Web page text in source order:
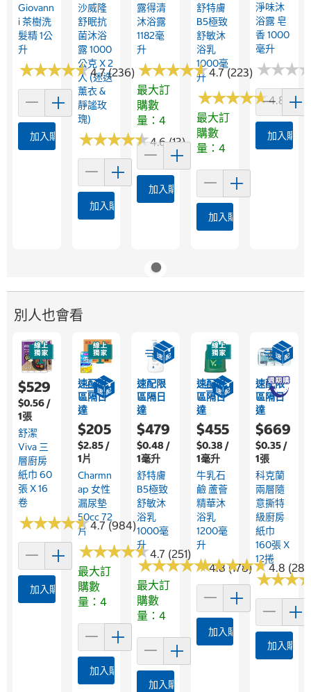
Giovann
I 茶樹洗
髮精 1公
升
★★★★★
★★★★★4.7 (236)
加入購物車
沙威隆
舒眠抗
菌沐浴
露 1000
公克 X 2
入 (迷迭
薰衣 &
靜謐玫
瑰)
★★★★★
★★★★★4.6 (13)
加入購物車
露得清
沐浴露
1182毫
升
★★★★★
★★★★★4.7 (223)
最大訂
購數
量：4
加入購物車
舒特膚
B5極致
舒敏沐
浴乳
1000毫
升
★★★★★
★★★★★4.8 (178)
最大訂
購數
量：4
加入購物車
淨味沐
浴露 皂
香 1000
毫升
★★★
★★★
加入購物
別人也會看
$529
$0.56 /
1張
舒潔
Viva 三
層廚房
紙巾 60
張 X 16
卷
★★★★★
★★★★★4.7 (984)
加入購物車
速配限
區隔日
達
$205
$2.85 /
1片
Charmn
Ap 女性
漏尿墊
50cc 72
片
★★★★★
★★★★★4.7 (251)
最大訂
購數
量：4
加入購物車
速配限
區隔日
達
$479
$0.48 /
1毫升
舒特膚
B5極致
舒敏沐
浴乳
1000毫
升
★★★★★
★★★★★4.8 (178)
最大訂
購數
量：4
加入購物車
速配限
區隔日
達
$455
$0.38 /
1毫升
牛乳石
鹼 蘆薈
精華沐
浴乳
1200毫
升
★★★★★
★★★★★4.8
加入購物車
速配限
區隔日
達
$669
$0.35 /
1張
科克蘭
兩層隨
意撕特
級廚房
紙巾
160張 X
12捲
★★★
★★★
加入購物